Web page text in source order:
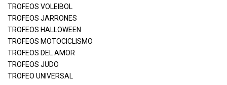
TROFEOS VOLEIBOL
TROFEOS JARRONES
TROFEOS HALLOWEEN
TROFEOS MOTOCICLISMO
TROFEOS DEL AMOR
TROFEOS JUDO
TROFEO UNIVERSAL